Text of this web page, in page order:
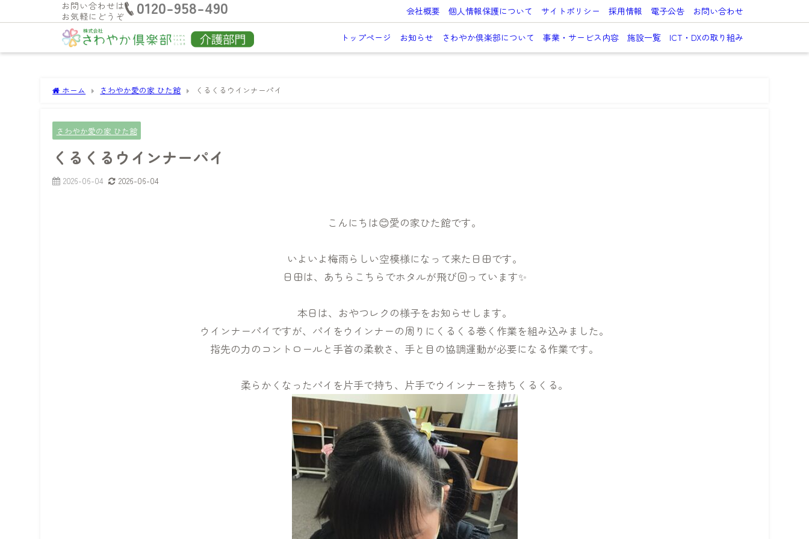
お問い合わせは
お気軽にどうぞ
0120-958-490 会社概要 個人情報保護について サイトポリシー 採用情報 電子公告 お問い合わせ
トップページ お知らせ さわやか倶楽部について 事業・サービス内容 施設一覧 ICT・DXの取り組み
ホーム さわやか愛の家 ひた館 くるくるウインナーパイ
さわやか愛の家 ひた館
くるくるウインナーパイ
2026-06-04 2026-06-04
こんにちは😊愛の家ひた館です。
いよいよ梅雨らしい空模様になって来た日田です。
日田は、あちらこちらでホタルが飛び回っています✨
本日は、おやつレクの様子をお知らせします。
ウインナーパイですが、パイをウインナーの周りにくるくる巻く作業を組み込みました。
指先の力のコントロールと手首の柔軟さ、手と目の協調運動が必要になる作業です。
柔らかくなったパイを片手で持ち、片手でウインナーを持ちくるくる。